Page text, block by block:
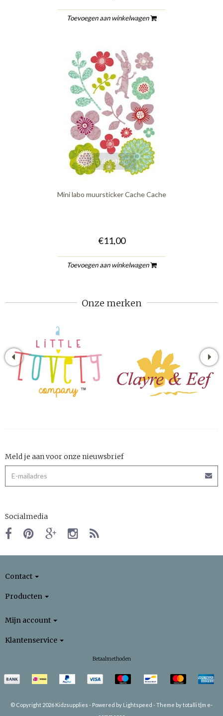
Toevoegen aan winkelwagen
quickshop
Mini labo muursticker Cache Cache
€11,00
Toevoegen aan winkelwagen
Onze merken
Meld je aan voor onze nieuwsbrief
Socialmedia
Contact
Producten
Mijn account
Klantenservice
Betaalmethoden
© Copyright 2026 Kidzsupplies - Powered by Lightspeed -Theme by totalli t|m e-